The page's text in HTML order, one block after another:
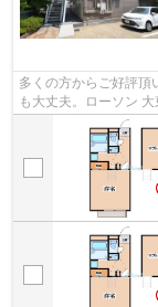
多くの方からご好評頂
も大丈夫。ローソン
りにくい立地です。歩